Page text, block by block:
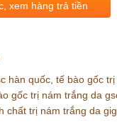
xem hàng trả tiền
hàn quốc tế bào gốc
gốc trị nám trắng da
chất trị nám trắng da